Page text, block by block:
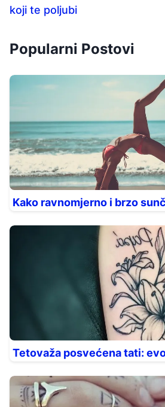
koji te poljubi
Popularni Postovi
Kako ravnomjerno i brzo
Tetovaža posvećena tati: